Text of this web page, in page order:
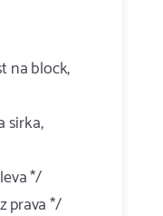
na block,
sirka,
*/
prava */